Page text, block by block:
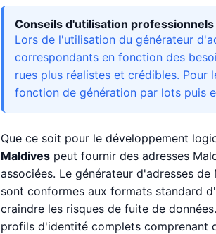
Conseils d'utilisation professionnels
Lors de l'utilisation du générateur
correspondants en fonction des
rues plus réalistes et crédibles. Pour
fonction de génération par lots puis
Que ce soit pour le développement
Maldives peut fournir des adresses
associées. Le générateur d'adresses
sont conformes aux formats standard
craindre les risques de fuite de
profils d'identité complets comprenant